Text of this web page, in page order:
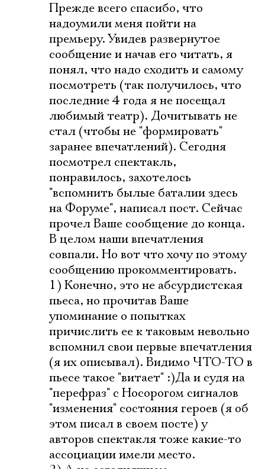
Прежде всего спасибо, что
надоумили меня пойти на
премьеру. Увидев развернутое
сообщение и начав его читать, я
понял, что надо сходить и самому
посмотреть (так получилось, что
последние 4 года я не посещал
любимый театр). Дочитывать не
стал (чтобы не "формировать"
заранее впечатлений). Сегодня
посмотрел спектакль,
понравилось, захотелось
"вспомнить былые баталии здесь
на Форуме", написал пост. Сейчас
прочел Ваше сообщение до конца.
В целом наши впечатления
совпали. Но вот что хочу по этому
сообщению прокомментировать.
1) Конечно, это не абсурдистская
пьеса, но прочитав Ваше
упоминание о попытках
причислить ее к таковым невольно
вспомнил свои первые впечатления
(я их описывал). Видимо ЧТО-ТО в
пьесе такое "витает" :)Да и судя на
"перефраз" с Носорогом сигналов
"изменения" состояния героев (я об
этом писал в своем посте) у
авторов спектакля тоже какие-то
ассоциации имели место.